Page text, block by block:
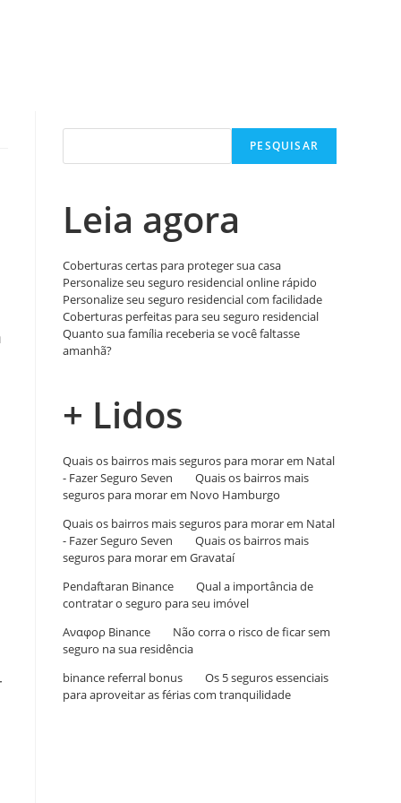
PESQUISAR
Leia agora
Coberturas certas para proteger sua casa
Personalize seu seguro residencial online rápido
Personalize seu seguro residencial com facilidade
Coberturas perfeitas para seu seguro residencial
Quanto sua família receberia se você faltasse
amanhã?
+ Lidos
Quais os bairros mais seguros para morar em Natal
- Fazer Seguro Seven
Quais os bairros mais
seguros para morar em Novo Hamburgo
Quais os bairros mais seguros para morar em Natal
- Fazer Seguro Seven
Quais os bairros mais
seguros para morar em Gravataí
Pendaftaran Binance
Qual a importância de
contratar o seguro para seu imóvel
Αναφορ Binance
Não corra o risco de ficar sem
seguro na sua residência
binance referral bonus
Os 5 seguros essenciais
para aproveitar as férias com tranquilidade